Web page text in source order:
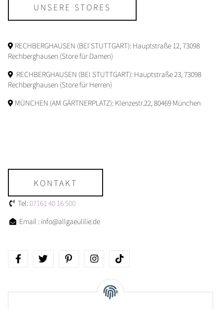
UNSERE STORES
RECHBERGHAUSEN (BEI STUTTGART): Hauptstraße 12, 73098
Rechberghausen (Store für Damen)
RECHBERGHAUSEN (BEI STUTTGART): Hauptstraße 23, 73098
Rechberghausen (Store für Herren)
MÜNCHEN (AM GÄRTNERPLATZ): Klenzestr.22, 80469 München
KONTAKT
Tel: 07161 40 16 500
Email : info@allgaeulilie.de